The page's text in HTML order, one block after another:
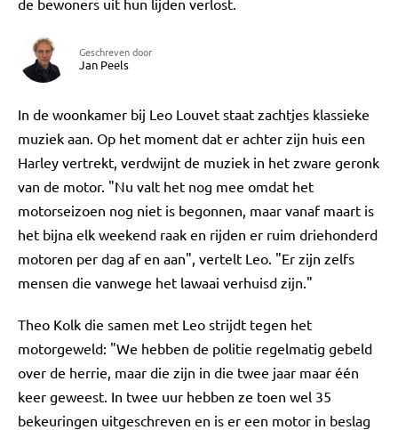
de bewoners uit hun lijden verlost.
Geschreven door
Jan Peels
In de woonkamer bij Leo Louvet staat zachtjes klassieke
muziek aan. Op het moment dat er achter zijn huis een
Harley vertrekt, verdwijnt de muziek in het zware geronk
van de motor. "Nu valt het nog mee omdat het
motorseizoen nog niet is begonnen, maar vanaf maart is
het bijna elk weekend raak en rijden er ruim driehonderd
motoren per dag af en aan", vertelt Leo. "Er zijn zelfs
mensen die vanwege het lawaai verhuisd zijn."
Theo Kolk die samen met Leo strijdt tegen het
motorgeweld: "We hebben de politie regelmatig gebeld
over de herrie, maar die zijn in die twee jaar maar één
keer geweest. In twee uur hebben ze toen wel 35
bekeuringen uitgeschreven en is er een motor in beslag